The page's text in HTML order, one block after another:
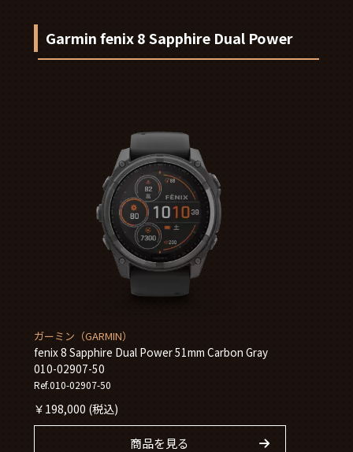
Garmin fenix 8 Sapphire Dual Power
ガーミン（GARMIN）
fenix 8 Sapphire Dual Power 51mm Carbon Gray
010-02907-50
Ref.010-02907-50
￥ 198,000 (税込)
商品を見る